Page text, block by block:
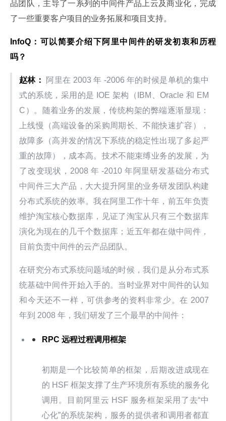
品团队，主导了一系列的中间件产品上云及商业化，完成
了一些重要客户项目的业务拓展和项目支持。
InfoQ：可以简要介绍下阿里中间件的研发初衷和历程
吗？
赵林：
阿里在 2003 年 -2006 年的时候是单机的集中
式的系统，采用的是 IOE 架构（IBM、Oracle 和 EM
C）。随着业务的发展，传统构架的弊端逐渐显现：
上线慢（高端设备的采购周期长、不能快速扩容），
故障多（高并发的情况下系统的稳定性出现了多起严
重的故障），成本高。技术不能束缚业务的发展，为
了改变现状，2008 年 -2010 年阿里研发基础分布式
中间件三大产品，大大提升阿里的业务研发团队构建
分布式系统的效率。我在阿里工作十年，前五年负责
维护淘宝核心数据库，见证了淘宝从只有三个数据库
演化为现在的几千个数据库；近五年都在做中间件，
目前负责中间件的云产品团队。
在研究分布式系统问题域的时候，我们是从分布式系
统基础中间件开始入手的。当时业界对中间件的认知
和今天还不一样，可供参考的资料非常少。在 2007
年到 2008 年，我们研发了三个最早的中间件：
RPC 远程过程调用框架
初期是一个比较简单的框架，后期改进成现在
的 HSF 框架支撑了生产环境所有系统的服务化
调用。目前阿里云 HSF 服务框架采用了去“中
心化”的系统架构，服务的提供者和调用者都直